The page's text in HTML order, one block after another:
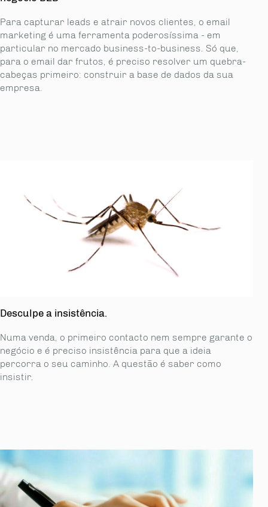
Para capturar leads e atrair novos clientes, o email
marketing é uma ferramenta poderosíssima - em
particular no mercado business-to-business. Só que,
para o email dar frutos, é preciso resolver um quebra-
cabeças primeiro: construir a base de dados da sua
empresa.
Desculpe a insistência.
Numa venda, o primeiro contacto nem sempre garante o
negócio e é preciso insistência para que a ideia
percorra o seu caminho. A questão é saber como
insistir.